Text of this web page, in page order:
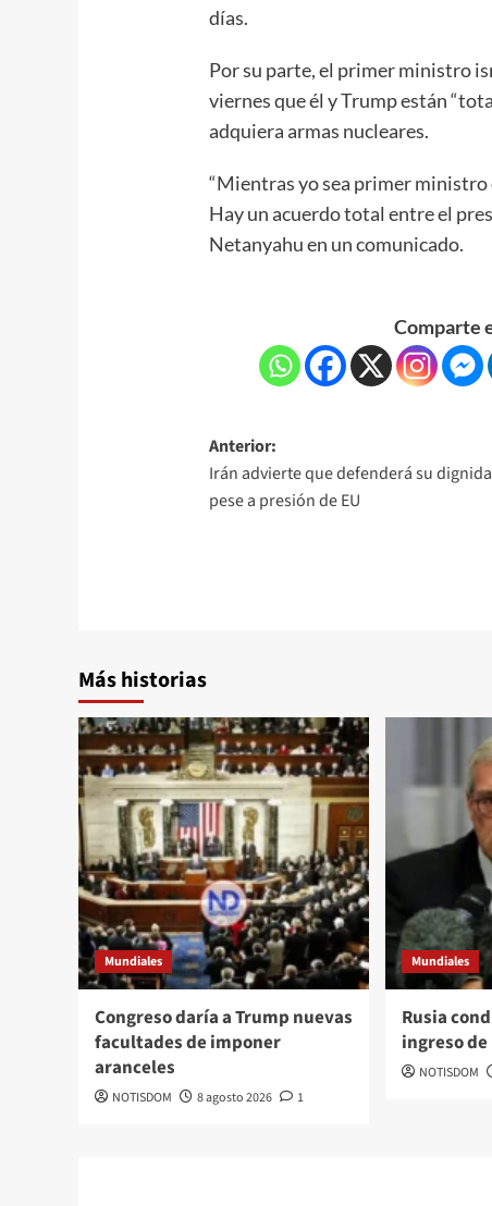
días.
Por su parte, el primer ministro
viernes que él y Trump están
adquiera armas nucleares.
“Mientras yo sea primer ministro
Hay un acuerdo total entre el
Netanyahu en un comunicado.
Comparte
Anterior:
Irán advierte que defenderá su
pese a presión de EU
Más historias
Mundiales
Congreso daría a Trump nuevas
facultades de imponer
aranceles
NOTISDOM 8 agosto 2026 1
Mundiales
Rusia
ingreso de
NOTISDOM